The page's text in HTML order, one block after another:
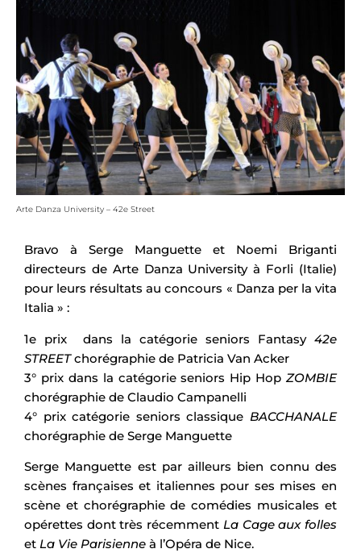
Arte Danza University – 42e Street
Bravo à Serge Manguette et Noemi Briganti
directeurs de Arte Danza University à Forli (Italie)
pour leurs résultats au concours « Danza per la vita
Italia » :
1e prix dans la catégorie seniors Fantasy 42e
STREETchorégraphie de Patricia Van Acker
3° prix dans la catégorie seniors Hip Hop ZOMBIE
chorégraphie de Claudio Campanelli
4° prix catégorie seniors classique BACCHANALE
chorégraphie de Serge Manguette
Serge Manguette est par ailleurs bien connu des
scènes françaises et italiennes pour ses mises en
scène et chorégraphie de comédies musicales et
opérettes dont très récemment La Cage aux folles
et La Vie Parisienne à l’Opéra de Nice.